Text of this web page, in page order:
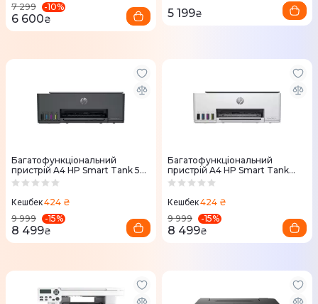
7 299
-10%
6 600₴ 5 199₴
Багатофункціональний
пристрій A4 HP Smart Tank 581
з Wi-Fi (4A8D4A)
Кешбек424 ₴
9 999
-15%
8 499₴
Багатофункціональний
пристрій A4 HP Smart Tank
580 з Wi-Fi
Кешбек424 ₴
9 999
-15%
8 499₴